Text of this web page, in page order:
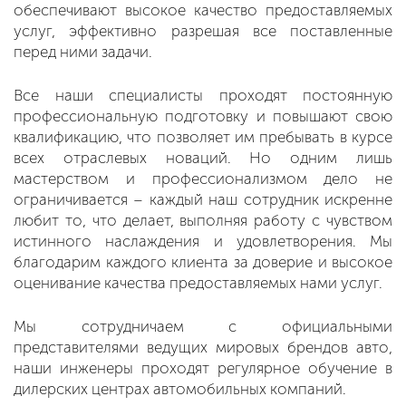
обеспечивают высокое качество предоставляемых
услуг, эффективно разрешая все поставленные
перед ними задачи.
Все наши специалисты проходят постоянную
профессиональную подготовку и повышают свою
квалификацию, что позволяет им пребывать в курсе
всех отраслевых новаций. Но одним лишь
мастерством и профессионализмом дело не
ограничивается – каждый наш сотрудник искренне
любит то, что делает, выполняя работу с чувством
истинного наслаждения и удовлетворения. Мы
благодарим каждого клиента за доверие и высокое
оценивание качества предоставляемых нами услуг.
Мы сотрудничаем с официальными
представителями ведущих мировых брендов авто,
наши инженеры проходят регулярное обучение в
дилерских центрах автомобильных компаний.